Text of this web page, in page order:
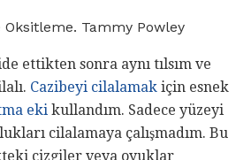
Tammy Powley
ettikten sonra aynı tılsım ve
Cazibeyi cilalamak için esnek
eki kullandım. Sadece yüzeyi
cilalamaya çalışmadım. Bu
çizgiler veya oyuklar